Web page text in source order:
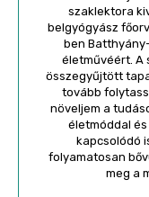
szaklektora
belgyógyász
ben
életművéért. A
összegyűjtött
tovább
növeljem a
életmóddal
kapcsolódó
folyamatosan
meg a